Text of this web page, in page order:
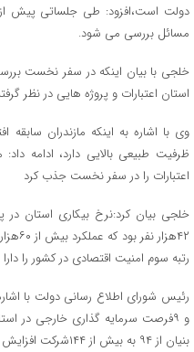
دولت است،افزود: طی جلساتی پیش
مسائل بررسی می شود.
خلجی با بیان اینکه در سفر نخست
استان اعتبارات و پروژه هایی در نظر
وی با اشاره به اینکه مازندران سابقه
اعتبارات را در سفر نخست جذب کرد
رتبه سوم امنیت اقتصادی در کشور را
و ۹فرصت سرمایه گذاری خارجی در
بنیان از ۹۴ به بیش از ۱۴۴شرکت افزایش یافت و محصولات نیز افزایش یافت.